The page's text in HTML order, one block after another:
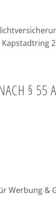
Kapstadtring
§ 55
Werbung &